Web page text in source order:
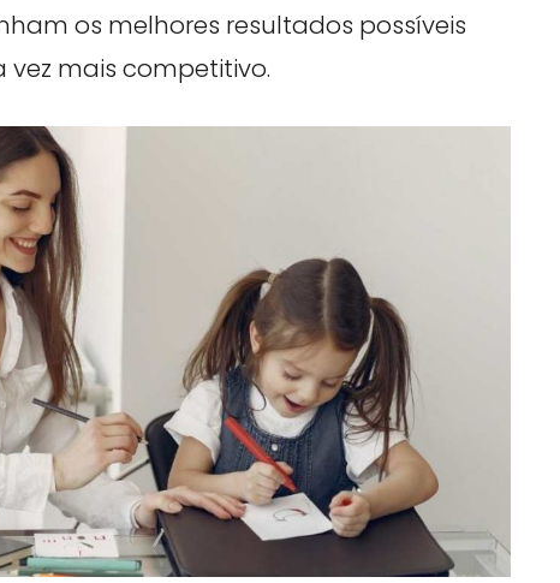
os melhores resultados possíveis
mais competitivo.